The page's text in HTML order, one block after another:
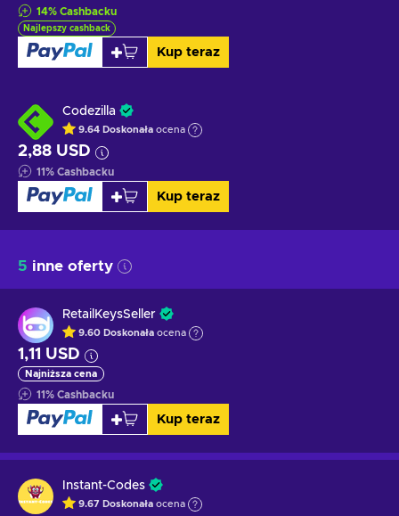
14% Cashbacku
Najlepszy cashback
Kup teraz
Codezilla
9.64 Doskonała ocena
2,88 USD
11% Cashbacku
Kup teraz
5 inne oferty
RetailKeysSeller
9.60 Doskonała ocena
1,11 USD
Najniższa cena
11% Cashbacku
Kup teraz
Instant-Codes
9.67 Doskonała ocena